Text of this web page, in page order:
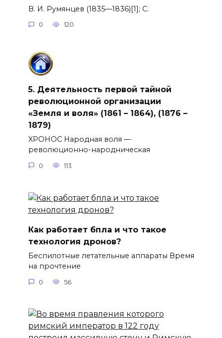
В. И. Румянцев (1835—1836)[1]; С.
0 120
5. Деятельность первой тайной
революционной организации
«Земля и воля» (1861 – 1864), (1876 –
1879)
XPOHOC Народная воля —
революционно-народническая
0 113
Как работает бпла и что такое
технология дронов?
Беспилотные летательные аппараты Время
на прочтение
0 56